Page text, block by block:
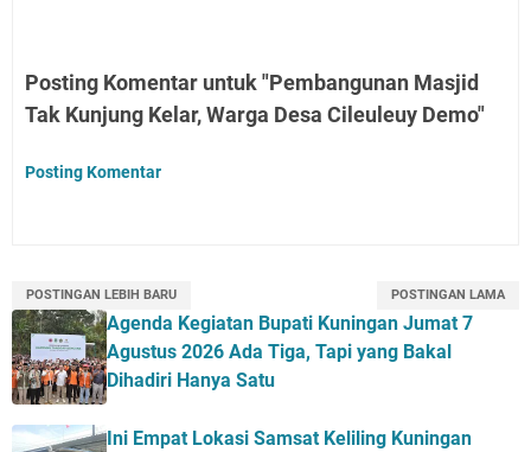
Posting Komentar untuk "Pembangunan Masjid
Tak Kunjung Kelar, Warga Desa Cileuleuy Demo"
Posting Komentar
POSTINGAN LEBIH BARU POSTINGAN LAMA
Agenda Kegiatan Bupati Kuningan Jumat 7
Agustus 2026 Ada Tiga, Tapi yang Bakal
Dihadiri Hanya Satu
Ini Empat Lokasi Samsat Keliling Kuningan